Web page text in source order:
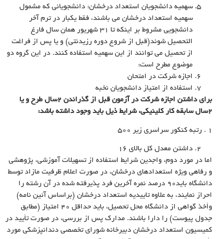
سهمیه دانشجویان استعداد درخشان: دانشجویانى که مشمول
سهمیه استعداد درخشان مى باشند، فقط یکبار در ترم آخر
دانشجویى مشروط بر اینکه تا ۳۱ شهریور همان سال فارغ
التحصیل شوند(قبل از شروع دوره رزیدنتى) و یا پس از فراغت
از تحصیل مى توانند از این سهمیه استفاده کنند. در این گروه دو
موضوع مطرح است:
اجازه شرکت در امتحان
استفاده از امتیاز دانشجویان نخبه
براى داشتن اجازه شرکت در آزمون قبل از گذراندن ۲سال طرح و یا
۲سال سابقه کار کلینیکى، شرایط ذیل باید وجود داشته باشد:
۱ . رتبه کنکور سراسرى زیر ۵۰۰
داشتن معدل کل بالاى ۱۶
اما در مورد دوم، واجدین شرایط استفاده از تسهیلات آموزشى، پژوهشى
و رفاهى ویژه استعدادهاى درخشان، در صورت اعلام ظرفیت مازاد توسط
دانشگاه باید۹۰ درصد نمره آخرین فرد پذیرفته شده در آن رشته را
احراز نمایند، به علاوه تاییدیه استعداد درخشان (براساس آئین نامه)
وأخذ گواهى از دانشگاه محل تحصیل، باید حداقل ۴۰ امتیاز (مطابق
جدول پیوست) را دارا باشند. مدارک پس از بررسى، در صورت تأیید در
کمیسیون استعداد درخشان دبیرخانه شوراى تخصصى دندانپزشکى مورد